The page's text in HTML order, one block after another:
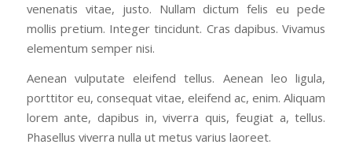
venenatis vitae, justo. Nullam dictum felis eu pede
mollis pretium. Integer tincidunt. Cras dapibus. Vivamus
elementum semper nisi.
Aenean vulputate eleifend tellus. Aenean leo ligula,
porttitor eu, consequat vitae, eleifend ac, enim. Aliquam
lorem ante, dapibus in, viverra quis, feugiat a, tellus.
Phasellus viverra nulla ut metus varius laoreet.